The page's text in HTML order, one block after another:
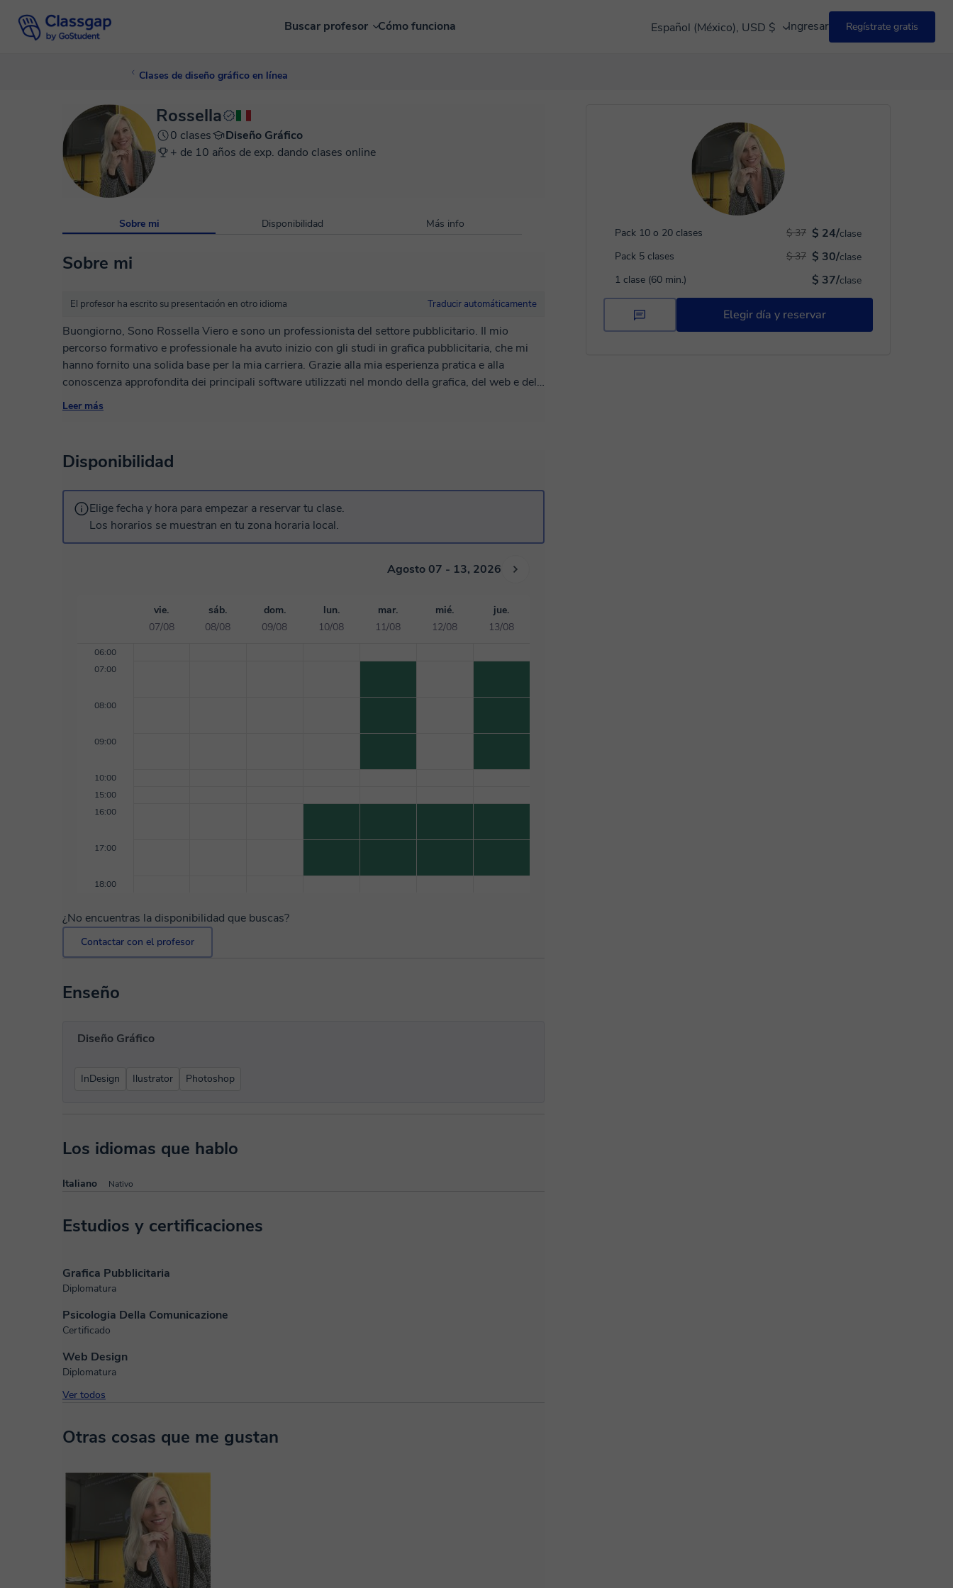
Buscar profesor Cómo funciona Español (México), USD $ Ingresar Regístrate gratis
Clases de diseño gráfico en línea
Pack 10 o 20 clases $ 24/clase
$ 37
Pack 5 clases
$ 30/clase
$ 37
1 clase (60 min.)
$ 37/clase
Elegir día y reservar
Rossella
0 clases
Diseño Gráfico
+ de 10 años de exp. dando clases online
Sobre mi Disponibilidad Más info
Sobre mi
El profesor ha escrito su presentación en otro idioma Traducir automáticamente
Buongiorno, Sono Rossella Viero e sono un professionista del settore pubblicitario. Il mio
percorso formativo e professionale ha avuto inizio con gli studi in grafica pubblicitaria, che mi
hanno fornito una solida base per la mia carriera. Grazie alla mia esperienza pratica e alla
conoscenza approfondita dei principali software utilizzati nel mondo della grafica, del web e del
design - come Illustrator, InDesign e Photoshop - sono in grado di creare e insegnare con
Leer más
Disponibilidad
Elige fecha y hora para empezar a reservar tu clase.
Los horarios se muestran en tu zona horaria local.
Agosto 07 - 13, 2026
vie.
07/08
sáb.
08/08
dom.
09/08
lun.
10/08
mar.
11/08
mié.
12/08
jue.
13/08
06:00
07:00
08:00
09:00
10:00
15:00
16:00
17:00
18:00
¿No encuentras la disponibilidad que buscas?
Contactar con el profesor
Enseño
Diseño Gráfico
InDesign Ilustrator Photoshop
Los idiomas que hablo
Italiano Nativo
Estudios y certificaciones
Grafica Pubblicitaria
Diplomatura
Psicologia Della Comunicazione
Certificado
Web Design
Diplomatura
Ver todos
Otras cosas que me gustan